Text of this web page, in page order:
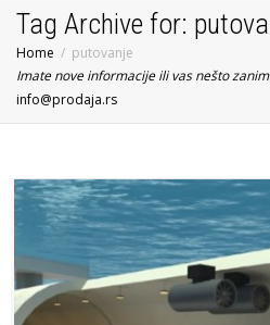
Tag Archive for:
Home
putovanje
Imate nove informacije ili vas nešto
info@prodaja.rs